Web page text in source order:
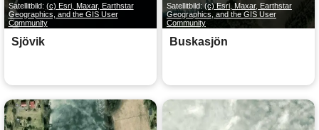
Satellitbild: (c) Esri, Maxar, Earthstar
Geographics, and the GIS User
Community
Sjövik
Satellitbild:(c) Esri, Maxar, Earthstar
Geographics, and the GIS User
Community
Buskasjön